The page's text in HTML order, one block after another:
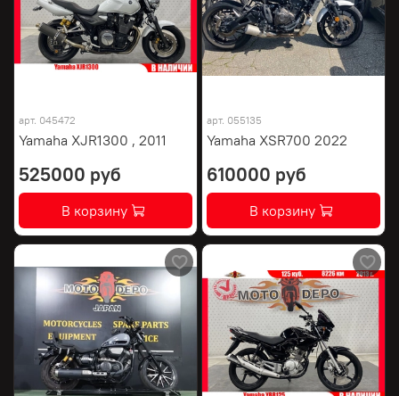
арт. 045472
Yamaha XJR1300 , 2011
525000 руб
В корзину
арт. 055135
Yamaha XSR700 2022
610000 руб
В корзину